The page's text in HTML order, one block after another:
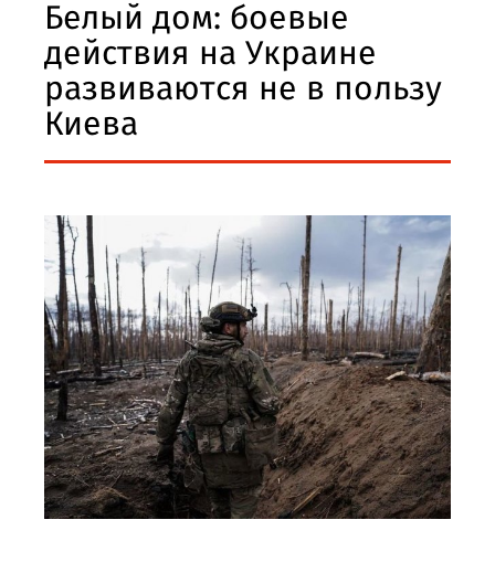
Белый дом: боевые
действия на Украине
развиваются не в пользу
Киева